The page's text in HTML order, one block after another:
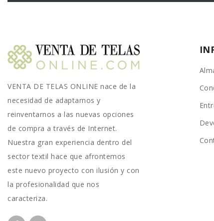
VENTA DE TELAS ONLINE nace de la
necesidad de adaptarnos y
reinventarnos a las nuevas opciones
de compra a través de Internet.
Nuestra gran experiencia dentro del
sector textil hace que afrontemos
este nuevo proyecto con ilusión y con
la profesionalidad que nos
caracteriza.